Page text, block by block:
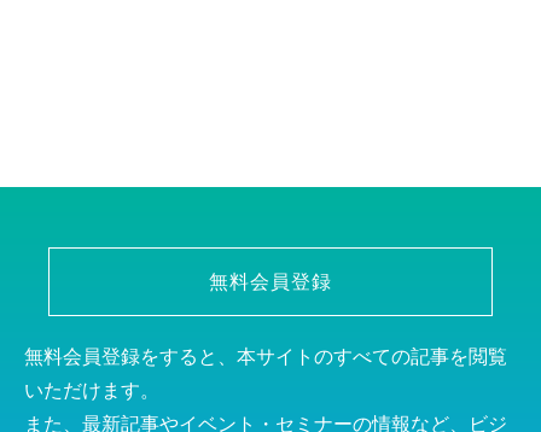
無料会員登録
無料会員登録をすると、本サイトのすべての記事を閲覧
いただけます。
また、最新記事やイベント・セミナーの情報など、ビジ